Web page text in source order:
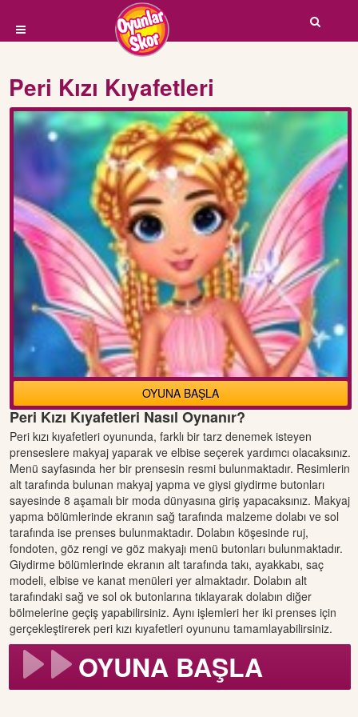
Peri Kızı Kıyafetleri
OYUNA BAŞLA
Peri Kızı Kıyafetleri Nasıl Oynanır?
Peri kızı kıyafetleri oyununda, farklı bir tarz denemek isteyen
prenseslere makyaj yaparak ve elbise seçerek yardımcı olacaksınız.
Menü sayfasında her bir prensesin resmi bulunmaktadır. Resimlerin
alt tarafında bulunan makyaj yapma ve giysi giydirme butonları
sayesinde 8 aşamalı bir moda dünyasına giriş yapacaksınız. Makyaj
yapma bölümlerinde ekranın sağ tarafında malzeme dolabı ve sol
tarafında ise prenses bulunmaktadır. Dolabın köşesinde ruj,
fondoten, göz rengi ve göz makyajı menü butonları bulunmaktadır.
Giydirme bölümlerinde ekranın alt tarafında takı, ayakkabı, saç
modeli, elbise ve kanat menüleri yer almaktadır. Dolabın alt
tarafındaki sağ ve sol ok butonlarına tıklayarak dolabın diğer
bölmelerine geçiş yapabilirsiniz. Aynı işlemleri her iki prenses için
gerçekleştirerek peri kızı kıyafetleri oyununu tamamlayabilirsiniz.
OYUNA BAŞLA